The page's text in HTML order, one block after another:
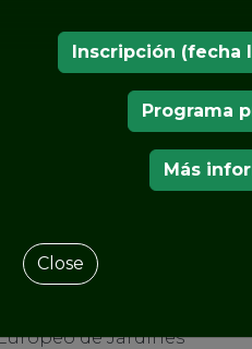
y en
contenidos en
Culturales del
la red de diferentes
sus
históricos.
que se
de Jardines
Inscripción (fecha
Programa
Más
Close